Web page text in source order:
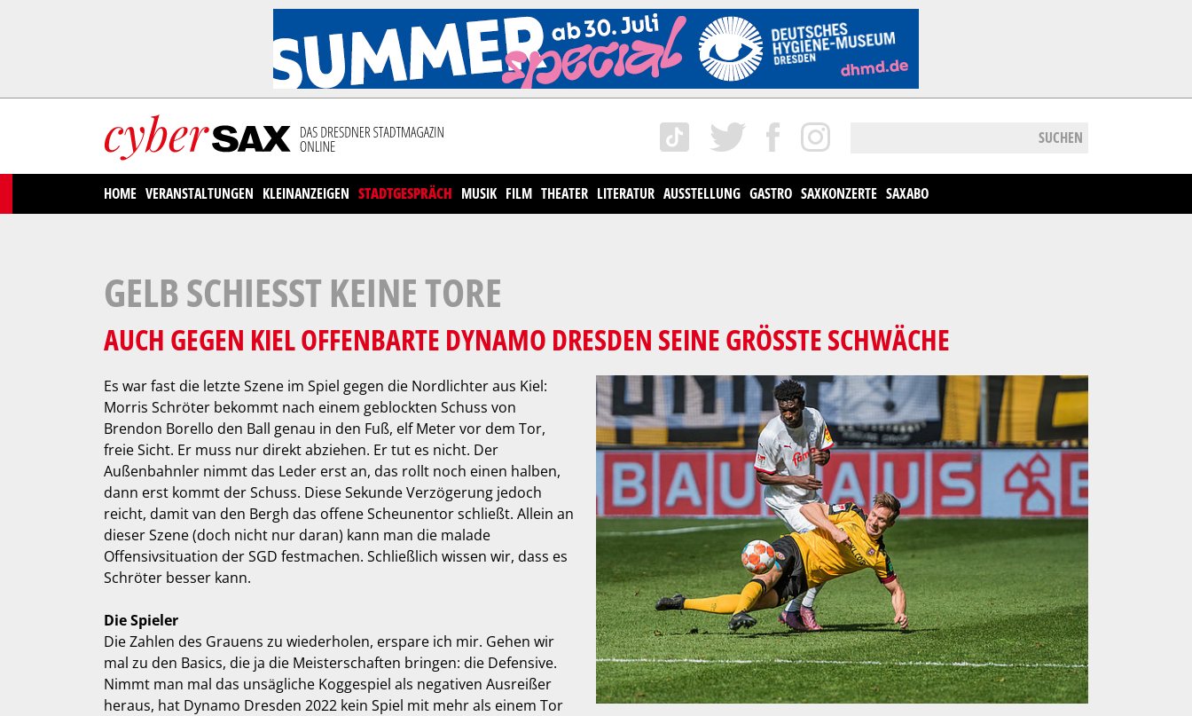
SUCHEN
HOME VERANSTALTUNGEN KLEINANZEIGEN STADTGESPRÄCH MUSIK FILM THEATER LITERATUR AUSSTELLUNG GASTRO SAXKONZERTE SAXABO
GELB SCHIESST KEINE TORE
AUCH GEGEN KIEL OFFENBARTE DYNAMO DRESDEN SEINE GRÖSSTE SCHWÄCHE
Es war fast die letzte Szene im Spiel gegen die Nordlichter aus Kiel:
Morris Schröter bekommt nach einem geblockten Schuss von
Brendon Borello den Ball genau in den Fuß, elf Meter vor dem Tor,
freie Sicht. Er muss nur direkt abziehen. Er tut es nicht. Der
Außenbahnler nimmt das Leder erst an, das rollt noch einen halben,
dann erst kommt der Schuss. Diese Sekunde Verzögerung jedoch
reicht, damit van den Bergh das offene Scheunentor schließt. Allein an
dieser Szene (doch nicht nur daran) kann man die malade
Offensivsituation der SGD festmachen. Schließlich wissen wir, dass es
Schröter besser kann.
Die Spieler
Die Zahlen des Grauens zu wiederholen, erspare ich mir. Gehen wir
mal zu den Basics, die ja die Meisterschaften bringen: die Defensive.
Nimmt man mal das unsägliche Koggespiel als negativen Ausreißer
heraus, hat Dynamo Dresden 2022 kein Spiel mit mehr als einem Tor